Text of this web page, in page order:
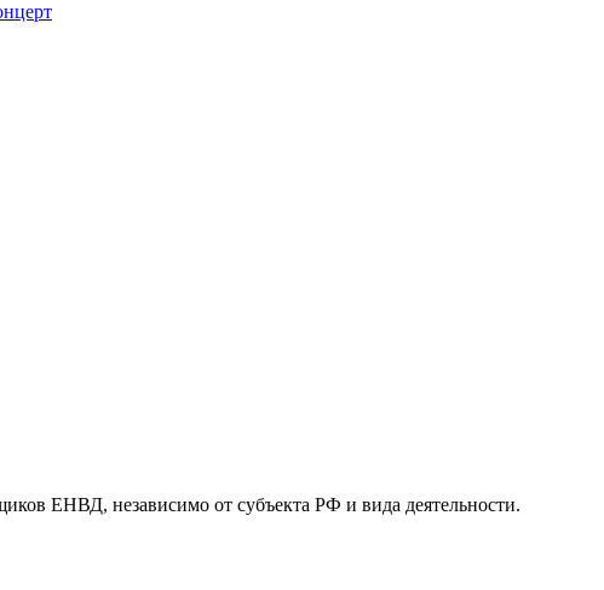
ЕНВД, независимо от субъекта РФ и вида деятельности.